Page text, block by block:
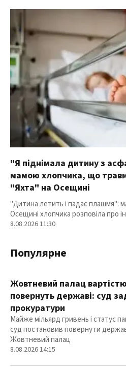
"Я піднімала дитину з
мамою хлопчика, що
"Яхта" на Осещині
"Дитина летить і падає плашмя":
Осещині хлопчика розповіла про
8.08.2026 11:30
Популярне
Жовтневий палац
повернуть державі: суд
прокуратури
Майже мільярд гривень і статус
суд постановив повернути
Жовтневий палац
8.08.2026 14:15